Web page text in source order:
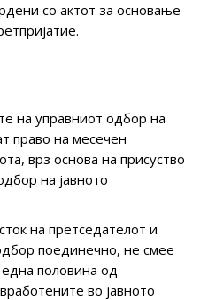
со актот за основање
на управниот одбор на
право на месечен
врз основа на присуство
на јавното
на претседателот и
поединечно, не смее
половина од
во јавното